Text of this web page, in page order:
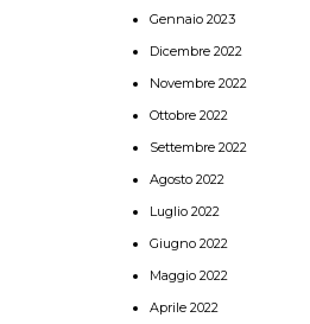
Gennaio 2023
Dicembre 2022
Novembre 2022
Ottobre 2022
Settembre 2022
Agosto 2022
Luglio 2022
Giugno 2022
Maggio 2022
Aprile 2022